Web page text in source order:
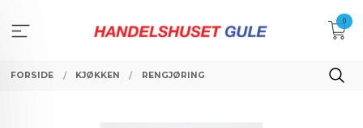
innholdet
0
FORSIDE KJØKKEN RENGJØRING